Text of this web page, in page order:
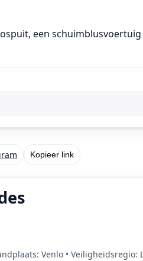
een
Kopieer link
Venlo • Veiligheidsregio: